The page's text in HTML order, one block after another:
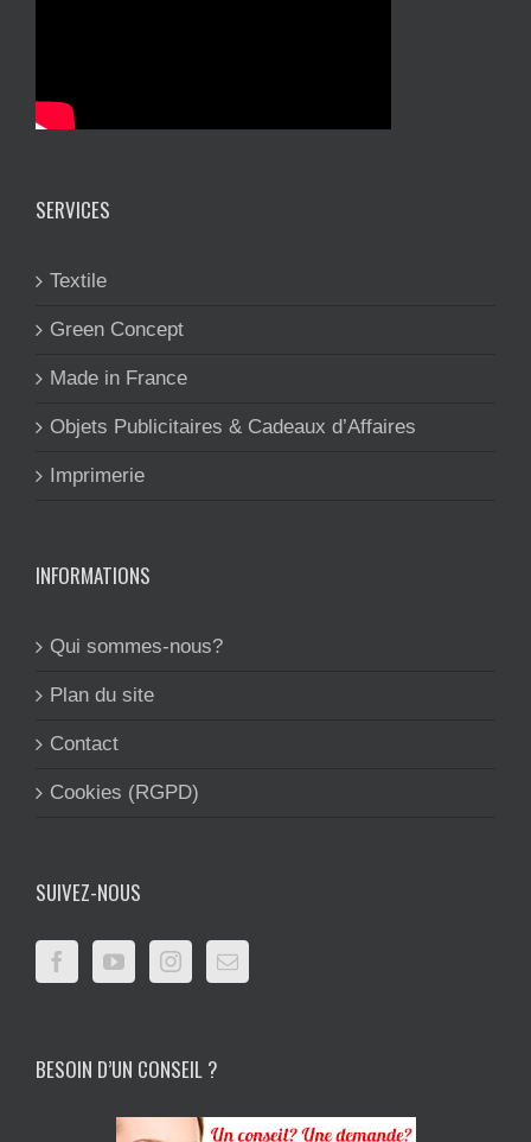
SERVICES
Textile
Green Concept
Made in France
Objets Publicitaires & Cadeaux d’Affaires
Imprimerie
INFORMATIONS
Qui sommes-nous?
Plan du site
Contact
Cookies (RGPD)
SUIVEZ-NOUS
BESOIN D’UN CONSEIL ?